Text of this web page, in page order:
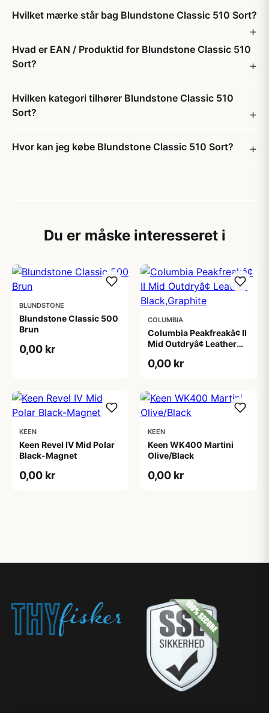
Hvilket mærke står bag Blundstone Classic 510 Sort?
Hvad er EAN / Produktid for Blundstone Classic 510
Sort?
Hvilken kategori tilhører Blundstone Classic 510
Sort?
Hvor kan jeg købe Blundstone Classic 510 Sort?
Du er måske interesseret i
BLUNDSTONE
Blundstone Classic 500
Brun
0,00 kr
COLUMBIA
Columbia Peakfreakâ¢ II
Mid Outdryâ¢ Leather
0,00 kr
KEEN
Keen Revel IV Mid Polar
Black-Magnet
0,00 kr
KEEN
Keen WK400 Martini
Olive/Black
0,00 kr